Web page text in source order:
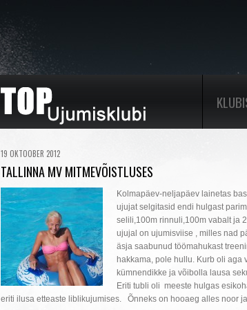
19 OKTOOBER 2012
TALLINNA MV MITMEVÕISTLUSES
Kolmapäev-neljapäev lainetas
ujujat selgitasid endi hulgast
selili,100m rinnuli,100m vabalt ja
ujujal on ujumisviise , milles nad
äsja saabunud töömahukast
hakkama, pole hullu. Kurb oli
kümnendikke ja võibolla lausa
Eriti tubli oli meeste hulgas
eriti ilusa etteaste liblikujumises. Õnneks on hooaeg alles noor